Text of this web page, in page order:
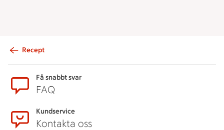
Recept
Få snabbt svar
FAQ
Kundservice
Kontakta oss